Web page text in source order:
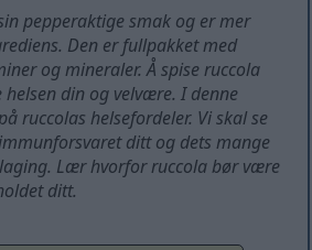
pepperaktige smak og er mer
Den er fullpakket med
og mineraler. Å spise ruccola
helsen din og velvære. I denne
ruccolas helsefordeler. Vi skal se
ditt og dets mange
Lær hvorfor ruccola bør være
ditt.